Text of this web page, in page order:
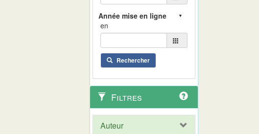
en
Rechercher
Filtres
Auteur